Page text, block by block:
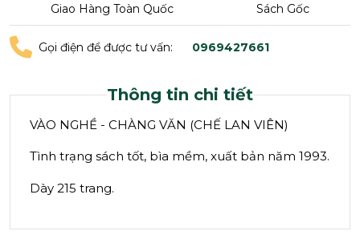
Giao Hàng Toàn Quốc Sách Gốc
Gọi điện để được tư vấn: 0969427661
Thông tin chi tiết
VÀO NGHỀ - CHÀNG VĂN (CHẾ LAN VIÊN)
Tình trạng sách tốt, bìa mềm, xuất bản năm 1993.
Dày 215 trang.